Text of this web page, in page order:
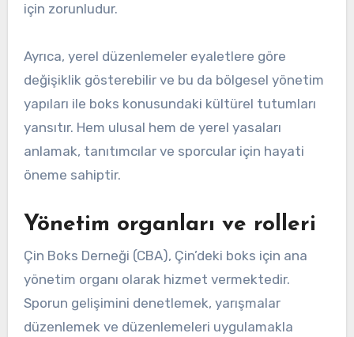
için zorunludur.
Ayrıca, yerel düzenlemeler eyaletlere göre
değişiklik gösterebilir ve bu da bölgesel yönetim
yapıları ile boks konusundaki kültürel tutumları
yansıtır. Hem ulusal hem de yerel yasaları
anlamak, tanıtımcılar ve sporcular için hayati
öneme sahiptir.
Yönetim organları ve rolleri
Çin Boks Derneği (CBA), Çin’deki boks için ana
yönetim organı olarak hizmet vermektedir.
Sporun gelişimini denetlemek, yarışmalar
düzenlemek ve düzenlemeleri uygulamakla